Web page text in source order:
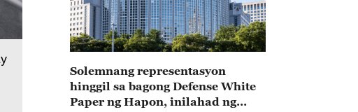
at the 2025 International Advanced Air Mobility Expo in
and runs until July 26. Spanning over 60,000 square
exhibitors and is expected to inject fresh impetus into
Solemnang representasyon
hinggil sa bagong Defense White
Paper ng Hapon, inilahad ng